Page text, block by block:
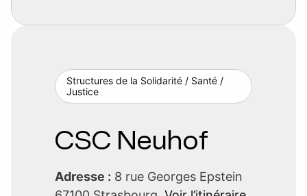
Structures de la Solidarité / Santé /
Justice
CSC Neuhof
Adresse : 8 rue Georges Epstein